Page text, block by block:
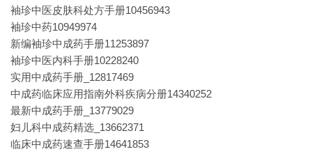
袖珍中医皮肤科处方手册10456943
袖珍中药10949974
新编袖珍中成药手册11253897
袖珍中医内科手册10228240
实用中成药手册_12817469
中成药临床应用指南外科疾病分册14340252
最新中成药手册_13779029
妇儿科中成药精选_13662371
临床中成药速查手册14641853